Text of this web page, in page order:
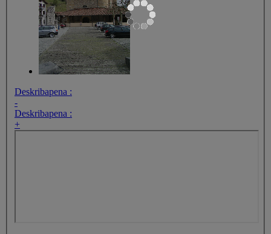
Deskribapena :
-
Deskribapena :
+